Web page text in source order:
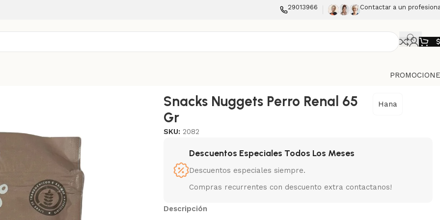
29013966 Contactar a un
$
Snacks Nuggets Perro Renal 65
Gr
Hana
SKU:2082
Descuentos Especiales Todos Los Meses
Descuentos especiales siempre.
Compras recurrentes con descuento extra contactanos!
Descripción